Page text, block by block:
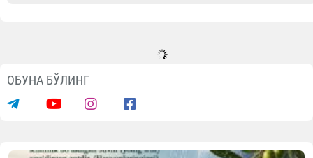
ОБУНА БЎЛИНГ